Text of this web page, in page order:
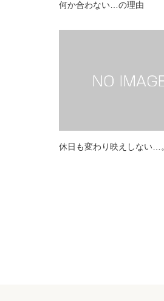
何か合わない…の理由
休日も変わり映えしない…。